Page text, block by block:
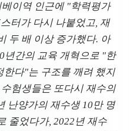
이역 인근에 "학력평가
터가 다시 나붙었고, 재
두 배 이상 증가했다. 아
년간의 교육 개혁으로 "한
한다"는 구조를 깨려 했지
험생들은 또다시 재수의
난양가의 재수생 10만 명
줄었다가, 2022년 재수